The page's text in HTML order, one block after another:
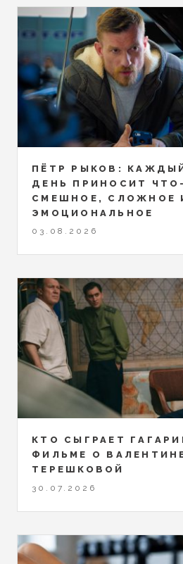
ПЁТР РЫКОВ:
ДЕНЬ ПРИНОСИТ
СМЕШНОЕ, СЛОЖНОЕ
ЭМОЦИОНАЛЬНОЕ
03.08.2026
КТО СЫГРАЕТ
ФИЛЬМЕ О
ТЕРЕШКОВОЙ
30.07.2026